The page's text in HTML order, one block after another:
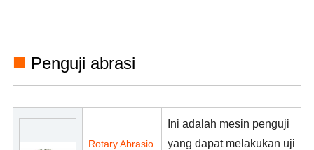
■ Penguji abrasi
Rotary Abrasio
Ini adalah mesin penguji
yang dapat melakukan uji